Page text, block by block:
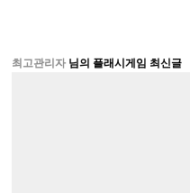
최고관리자 님의 플래시게임 최신글